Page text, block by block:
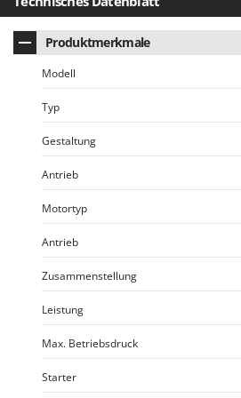
Spiralmac
Spring Protezione
Stanley
Stiga
Stocker
Sunseeker
Tecla
TecnoGen
Tellarini Pompe
Telwin
Tenco
Tineco
Titania
Produktmerkmale
Modell
Typ
Gestaltung
Antrieb
Motortyp
Antrieb
Zusammenstellung
Leistung
Max. Betriebsdruck
Starter